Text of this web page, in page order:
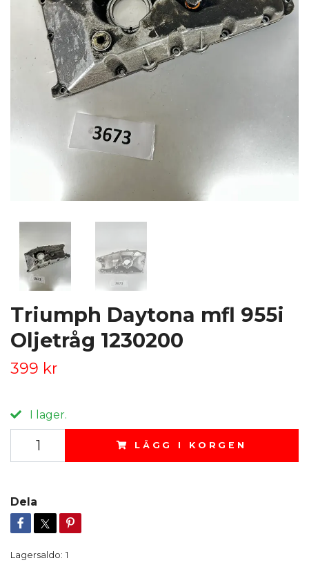
Triumph Daytona mfl 955i
Oljetråg 1230200
399 kr
I lager.
LÄGG I KORGEN
Dela
Lagersaldo: 1